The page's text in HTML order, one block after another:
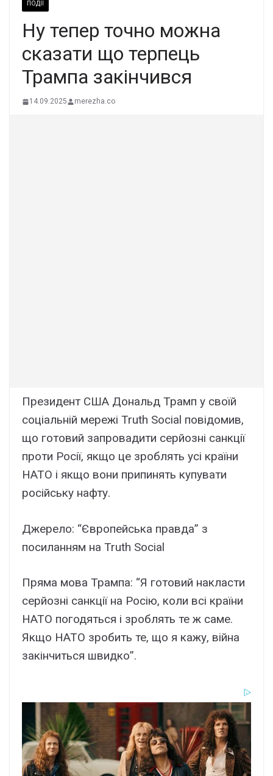
ПОДІЇ
Ну тепер точно можна
сказати що терпець
Трампа закінчився
14.09.2025 merezha.co
Президент США Дональд Трамп у своїй
соціальній мережі Truth Social повідомив,
що готовий запровадити серйозні санкції
проти Росії, якщо це зроблять усі країни
НАТО і якщо вони припинять купувати
російську нафту.
Джерело: “Європейська правда” з
посиланням на Truth Social
Пряма мова Трампа: “Я готовий накласти
серйозні санкції на Росію, коли всі країни
НАТО погодяться і зроблять те ж саме.
Якщо НАТО зробить те, що я кажу, війна
закінчиться швидко”.